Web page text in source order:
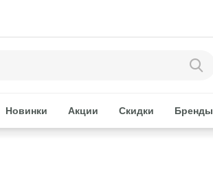
Новинки Акции Скидки Бренды